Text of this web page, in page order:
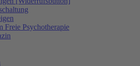
Freie Psychotherapie